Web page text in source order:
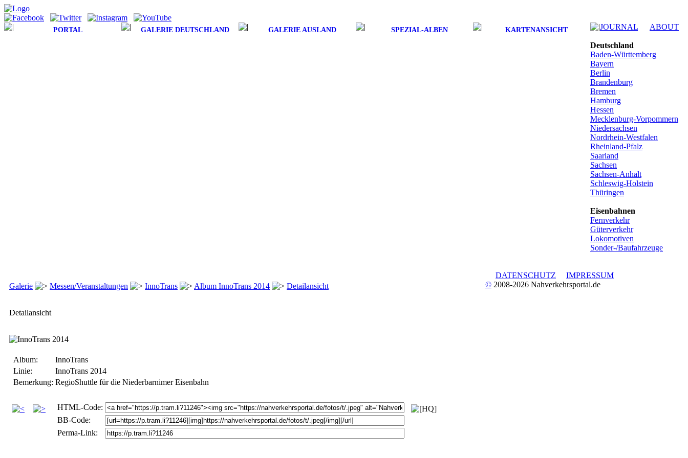
PORTAL GALERIE DEUTSCHLAND GALERIE AUSLAND SPEZIAL-ALBEN KARTENANSICHT
Deutschland
Baden-Württemberg
Bayern
Berlin
Brandenburg
Bremen
Hamburg
Hessen
Mecklenburg-Vorpommern
Niedersachsen
Nordrhein-Westfalen
Rheinland-Pfalz
Saarland
Sachsen
Sachsen-Anhalt
Schleswig-Holstein
Thüringen
Eisenbahnen
Fernverkehr
Güterverkehr
Lokomotiven
Sonder-/Baufahrzeuge
Galerie Messen/Veranstaltungen InnoTrans Album InnoTrans 2014 Detailansicht
Detailansicht
Album:
InnoTrans
Linie:
InnoTrans 2014
Bemerkung: RegioShuttle für die Niederbarnimer Eisenbahn
HTML-Code:
BB-Code:
Perma-Link:
JOURNAL ABOUT
DATENSCHUTZ
IMPRESSUM
© 2008-2026 Nahverkehrsportal.de